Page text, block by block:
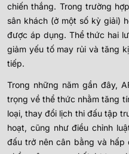
chiến thắng. Trong trường
sân khách (ở một số kỳ giải)
được áp dụng. Thể thức hai
giảm yếu tố may rủi và tăng
tiếp.
Trong những năm gần đây,
trọng về thể thức nhằm tăng
loại, thay đổi lịch thi đấu tập
hoạt, cũng như điều chỉnh
đấu trở nên cân bằng và hấp